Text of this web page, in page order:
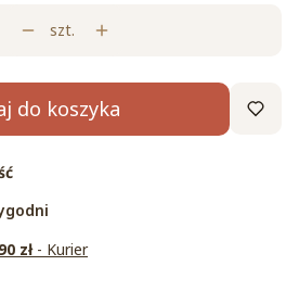
szt.
do koszyka
zł - Kurier